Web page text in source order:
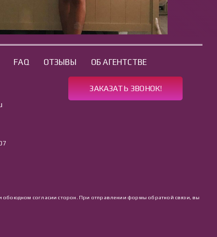
FAQ ОТЗЫВЫ ОБ АГЕНТСТВЕ
ЗАКАЗАТЬ ЗВОНОК!
обоюдном согласии сторон. При отправлении формы обратной связи, вы